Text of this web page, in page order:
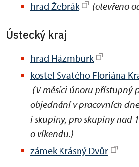
hrad Žebrák
(otevřeno
Ústecký kraj
hrad Házmburk
kostel Svatého Floriána
(V měsíci únoru přístupný
objednání v pracovních
i skupiny, pro skupiny nad
o víkendu.)
zámek Krásný Dvůr